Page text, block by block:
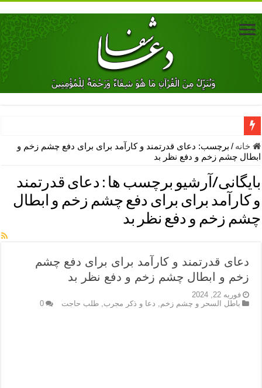
دعای جلب محبت فوری معشوق – دعای جلب محبت شوهر
دعای مشکل گشا برای رفع فقر – ذکرهای روزی‌ بخش
معجزات دعای یا من اظهر الجمیل – دعای یا من اظهر الجمیل برای
مهم ترین اذکار الهی و فضیلت آن ها – ذکر مخصوص مستجاب الدعوه
دعا برای ترس بچه ها در خواب – دعای ترس و بی خوابی کودکان
دعای رفع فقر و طلب رزق و روزی – آیه‌ جلب ثروت و برکت مال
لا حول ولا قوة الا بالله برای چشم زخم – دعای چشم زخم ماشاالله
دعای قوی رفع ترس – دعای مجرب برای آرامش قلب و رفع اضطراب
خانه / برچسب: دعای قدرتمند و کارآمد برای برای دفع چشم زخم و
ابطال چشم زخم و دفع نظر بد
بایگانی/آرشیو برچسب ها : دعای قدرتمند
و کارآمد برای برای دفع چشم زخم و ابطال
چشم زخم و دفع نظر بد
دعای قدرتمند و کارآمد برای برای دفع چشم
زخم و ابطال چشم زخم و دفع نظر بد
فوریه 22, 2024
باطل السحر و چشم زخم
دعا و ذکر مجرب ,طلب حاجت 0